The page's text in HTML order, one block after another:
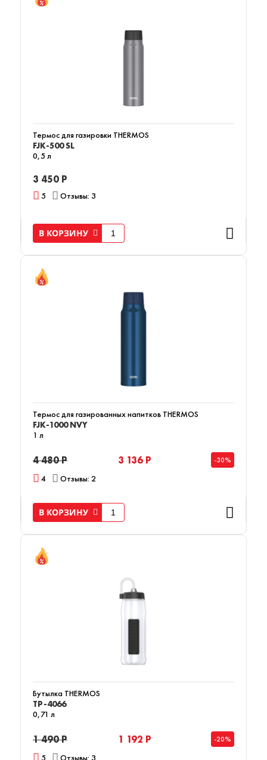
Термос для газировки THERMOS
FJK-500 SL
0,5 л
3 450 Р
5 Отзывы: 3
В КОРЗИНУ
Термос для газированных напитков THERMOS
FJK-1000 NVY
1 л
4 480 Р 3 136 Р -30%
4 Отзывы: 2
В КОРЗИНУ
Бутылка THERMOS
TP-4066
0,71 л
1 490 Р 1 192 Р -20%
5 Отзывы: 3